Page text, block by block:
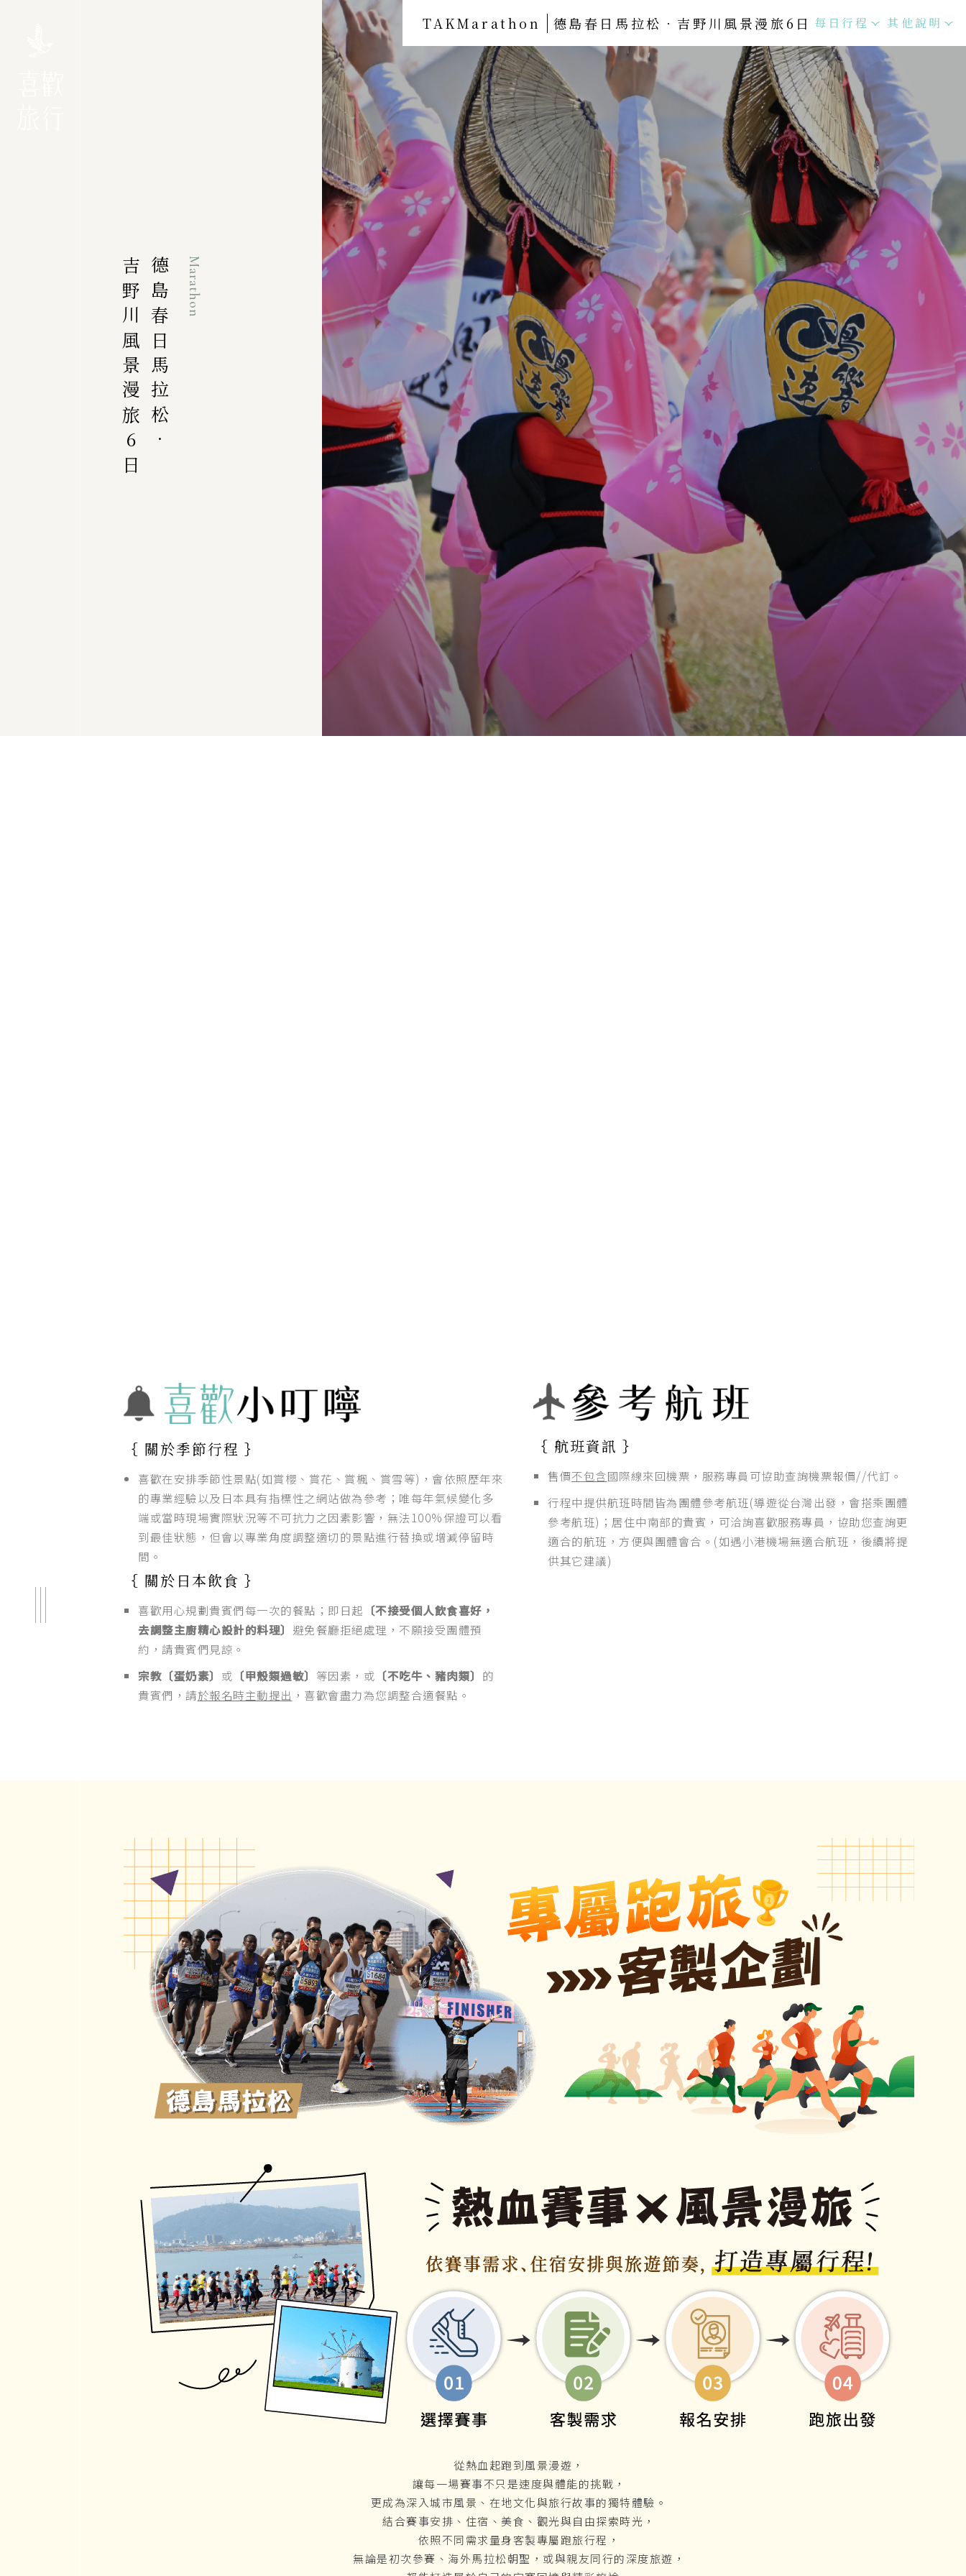
TAKMarathon 德島春日馬拉松．吉野川風景漫旅6日 每日行程 其他說明
Marathon
德島春日馬拉松．
吉野川風景漫旅6日
｛ 關於季節行程 ｝
喜歡在安排季節性景點(如賞櫻、賞花、賞楓、賞雪等)，會依照歷年來
的專業經驗以及日本具有指標性之網站做為參考；唯每年氣候變化多
端或當時現場實際狀況等不可抗力之因素影響，無法100%保證可以看
到最佳狀態，但會以專業角度調整適切的景點進行替換或增減停留時
間。
｛ 關於日本飲食 ｝
喜歡用心規劃貴賓們每一次的餐點；即日起 〔不接受個人飲食喜好，
去調整主廚精心設計的料理〕 避免餐廳拒絕處理，不願接受團體預
約，請貴賓們見諒。
宗教〔蛋奶素〕 或 〔甲殼類過敏〕 等因素，或 〔不吃牛、豬肉類〕 的
貴賓們，請於報名時主動提出 ，喜歡會盡力為您調整合適餐點。
｛ 航班資訊 ｝
售價不包含國際線來回機票，服務專員可協助查詢機票報價//代訂。
行程中提供航班時間皆為團體參考航班(導遊從台灣出發，會搭乘團體
參考航班)；居住中南部的貴賓，可洽詢喜歡服務專員，協助您查詢更
適合的航班，方便與團體會合。(如遇小港機場無適合航班，後續將提
供其它建議)
從熱血起跑到風景漫遊，
讓每一場賽事不只是速度與體能的挑戰，
更成為深入城市風景、在地文化與旅行故事的獨特體驗。
結合賽事安排、住宿、美食、觀光與自由探索時光，
依照不同需求量身客製專屬跑旅行程，
無論是初次參賽、海外馬拉松朝聖，或與親友同行的深度旅遊，